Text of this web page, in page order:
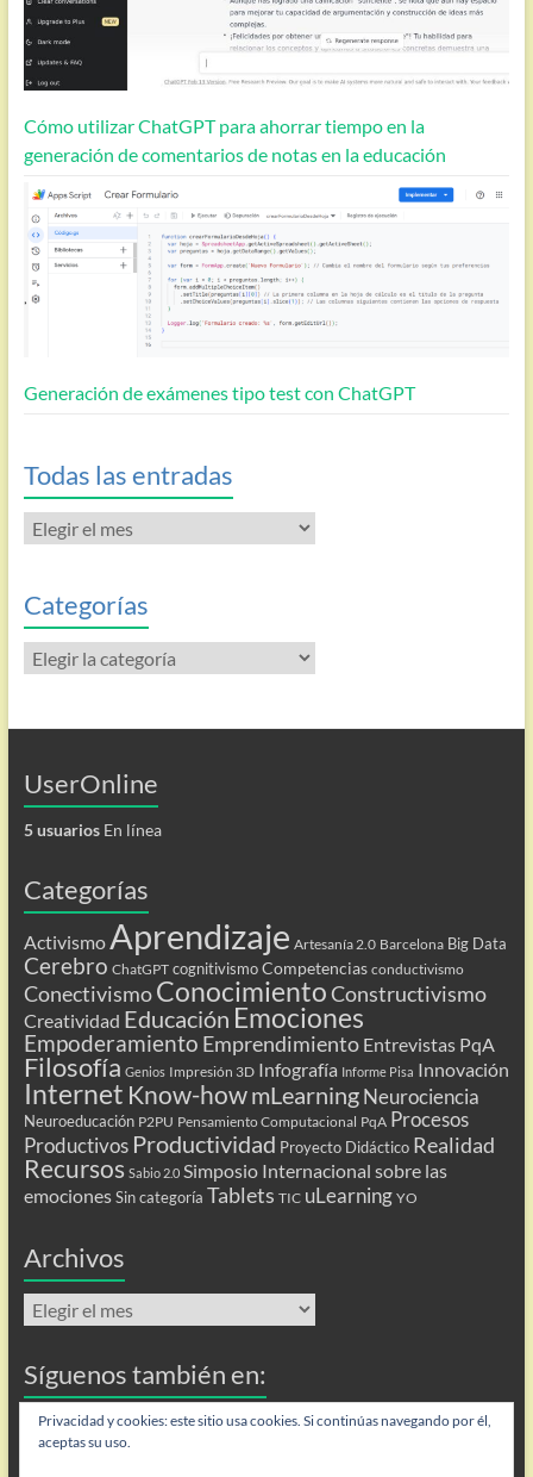
Cómo utilizar ChatGPT para ahorrar tiempo en la
generación de comentarios de notas en la educación
Generación de exámenes tipo test con ChatGPT
Todas las entradas
Todas
las
Categorías
Categorías
UserOnline
5 usuariosEn línea
Categorías
Activismo Aprendizaje Artesanía 2.0 Barcelona Big Data
Cerebro ChatGPT cognitivismo Competencias conductivismo
ConectivismoConocimientoConstructivismo
Creatividad Educación Emociones
Empoderamiento Emprendimiento Entrevistas PqA
Filosofía Genios Impresión 3D Infografía Informe Pisa Innovación
Internet Know-howmLearning Neurociencia
Neuroeducación P2PU Pensamiento Computacional PqA Procesos
Productivos Productividad Proyecto Didáctico Realidad
Recursos Sabio 2.0 Simposio Internacional sobre las
emociones Sin categoría Tablets TIC uLearning YO
Archivos
Archivos
Síguenos también en:
Flip
Privacidad y cookies: este sitio usa cookies. Si continúas navegando por él,
aceptas su uso.